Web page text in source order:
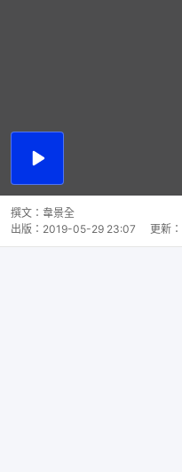
播
撰文： 韋景全
出版： 2019-05-29 23:07 更新：